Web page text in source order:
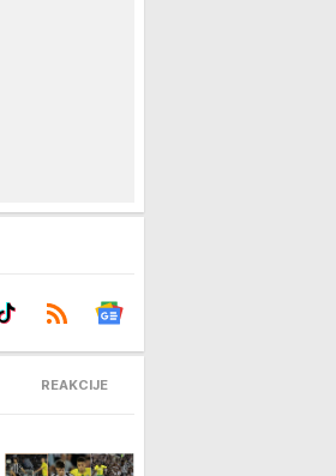
REAKCIJE